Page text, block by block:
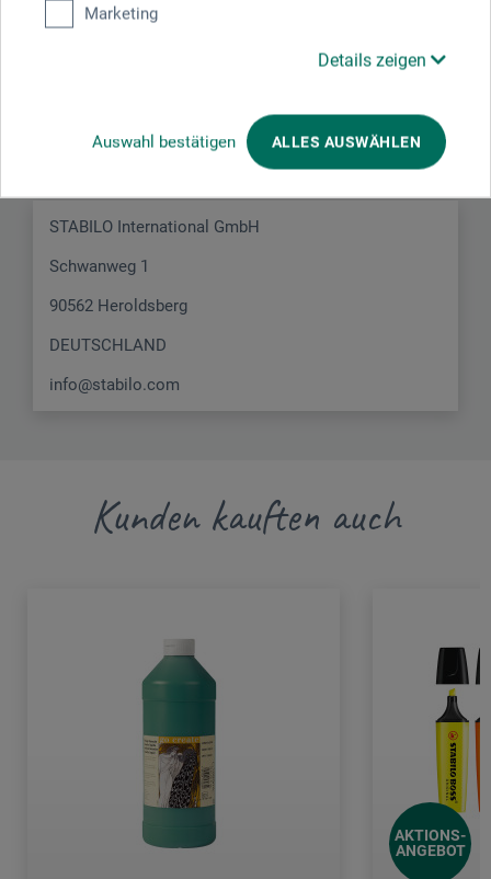
Marketing
Details zeigen
Auswahl bestätigen ALLES AUSWÄHLEN
Hier finden Sie die Kontaktdaten des Herstellers zu
diesem Produkt.
STABILO International GmbH
Schwanweg 1
90562 Heroldsberg
DEUTSCHLAND
info@stabilo.com
Kunden kauften auch
AKTIONS-
ANGEBOT